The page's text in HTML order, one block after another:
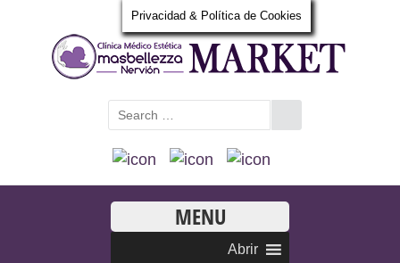
MENU
Abrir
Privacidad & Política de Cookies